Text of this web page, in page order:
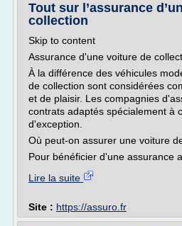
Tout sur l’assurance
collection
Skip to content
Assurance d'une voiture de
À la différence des véhicules
de collection sont considérées
et de plaisir. Les compagnies
contrats adaptés spécialement à
d'exception.
Où peut-on assurer une voiture
Pour bénéficier d'une assurance
Lire la suite
Site : https://assuro.fr